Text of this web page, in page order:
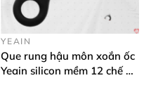
YEAIN
Que rung hậu môn xoắn ốc
Yeain silicon mềm 12 chế độ